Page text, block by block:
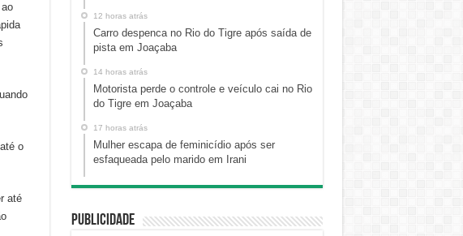
o
até
12 horas atrás
Carro despenca no Rio do Tigre após saída de
pista em Joaçaba
14 horas atrás
Motorista perde o controle e veículo cai no Rio
do Tigre em Joaçaba
17 horas atrás
Mulher escapa de feminicídio após ser
esfaqueada pelo marido em Irani
Publicidade